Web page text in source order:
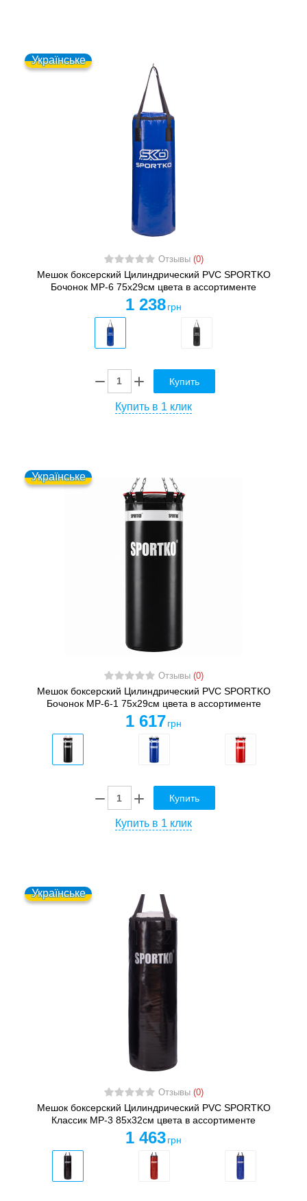
Українське
Отзывы (0)
Мешок боксерский Цилиндрический PVC SPORTKO
Бочонок MP-6 75х29см цвета в ассортименте
1 238 грн
Купить
Купить в 1 клик
Українське
Отзывы (0)
Мешок боксерский Цилиндрический PVC SPORTKO
Бочонок MP-6-1 75х29см цвета в ассортименте
1 617 грн
Купить
Купить в 1 клик
Українське
Отзывы (0)
Мешок боксерский Цилиндрический PVC SPORTKO
Классик MP-3 85х32см цвета в ассортименте
1 463 грн